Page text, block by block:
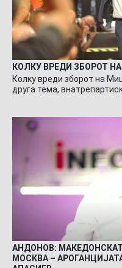
КОЛКУ ВРЕДИ ЗБОРОТ
Колку вреди зборот на
друга тема,
АНДОНОВ:
МОСКВА –